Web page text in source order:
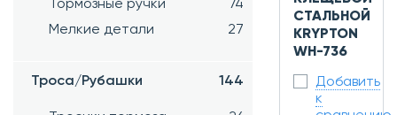
Тормозные ручки
74
Мелкие детали
27
Троса/Рубашки 144
СТАЛЬНОЙ
KRYPTON
WH-736
Добавить
к